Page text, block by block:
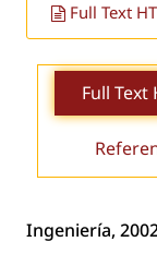
Full Text
Full Text
Ingeniería,